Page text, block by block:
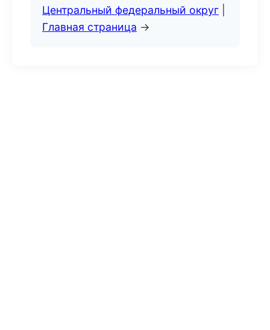
Центральный федеральный округ
Главная страница →